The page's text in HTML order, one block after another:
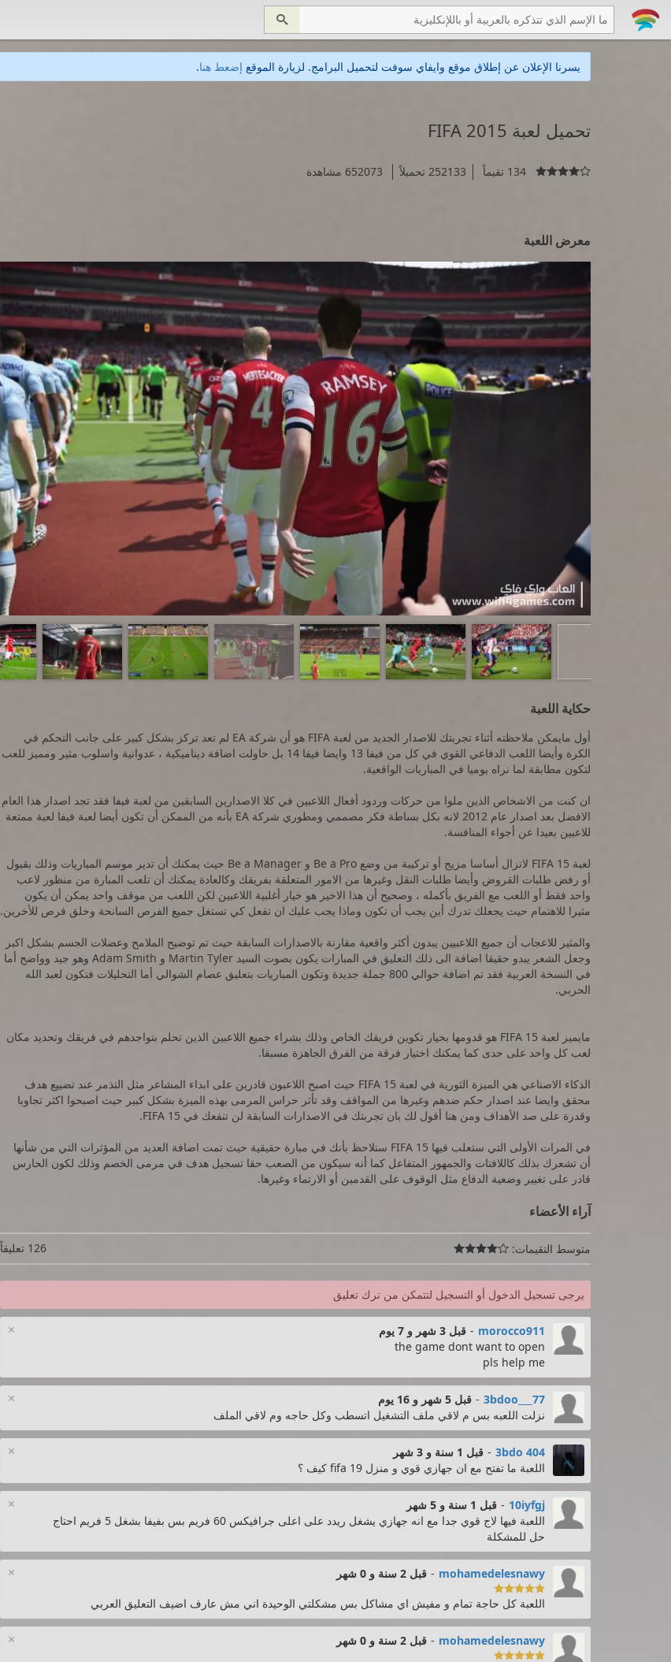

يسرنا الإعلان عن إطلاق موقع وايفاي سوفت لتحميل البرامج. لزيارة الموقع إضعط هنا.
تحميل لعبة FIFA 2015
 134 تقيماً 252133 تحميلاً 652073 مشاهدة
معرض اللعبة
حكاية اللعبة
أول مايمكن ملاحظته أثناء تجربتك للاصدار الجديد من لعبة FIFA هو أن شركة EA لم تعد تركز بشكل كبير على جانب التحكم في
الكرة وأيضا اللعب الدفاعي القوي في كل من فيفا 13 وايضا فيفا 14 بل حاولت اضافة ديناميكية ، عدوانية واسلوب مثير ومميز للعب
لتكون مطابقة لما نراه يوميا في المباريات الواقعية.
ان كنت من الاشخاص الذين ملوا من حركات وردود أفعال اللاعبين في كلا الاصدارين السابقين من لعبة فيفا فقد تجد اصدار هذا العام
الافضل بعد اصدار عام 2012 لانه بكل بساطة فكر مصممي ومطوري شركة EA بأنه من الممكن أن تكون أيضا لعبة فيفا لعبة ممتعة
للاعبين بعيدا عن أجواء المنافسة.
لعبة FIFA 15 لاتزال أساسا مزيج أو تركيبة من وضع Be a Pro و Be a Manager حيث يمكنك أن تدير موسم المباريات وذلك بقبول
أو رفض طلبات القروض وأيضا طلبات النقل وغيرها من الامور المتعلقة بفريقك وكالعادة يمكنك أن تلعب المبارة من منظور لاعب
واحد فقط أو اللعب مع الفريق بأكمله ، وصحيح أن هذا الاخير هو خيار أغلبية اللاعبين لكن اللعب من موقف واحد يمكن أن يكون
مثيرا للاهتمام حيث يجعلك تدرك أين يجب أن تكون وماذا يجب عليك ان تفعل كي تستغل جميع الفرص السانحة وخلق فرص للأخرين.
والمثير للاعجاب أن جميع اللاعبيين يبدون أكثر واقعية مقارنة بالاصدارات السابقة حيث تم توضيح الملامح وعضلات الجسم بشكل اكبر
وجعل الشعر يبدو حقيقا اضافة الى ذلك التعليق في المبارات يكون بصوت السيد Martin Tyler و Adam Smith وهو جيد وواضح أما
في النسخة العربية فقد تم اضافة حوالي 800 جملة جديدة وتكون المباريات بتعليق عصام الشوالي أما التحليلات فتكون لعبد الله
الحربي.
مايميز لعبة FIFA 15 هو قدومها بخيار تكوين فريقك الخاص وذلك بشراء جميع اللاعبين الذين تحلم بتواجدهم في فريقك وتحديد مكان
لعب كل واحد على حدى كما يمكنك اختيار فرقة من الفرق الجاهزة مسبقا.
الذكاء الاصناعي هي الميزة الثورية في لعبة FIFA 15 حيث اصبح اللاعبون قادرين على ابداء المشاعر مثل التذمر عند تضييع هدف
محقق وايضا عند اصدار حكم ضدهم وغيرها من المواقف وقد تأثر حراس المرمى بهذه الميزة بشكل كبير حيث اصبحوا اكثر تجاوبا
وقدرة على صد الأهداف ومن هنا أقول لك بان تجربتك في الاصدارات السابقة لن تنفعك في FIFA 15.
في المرات الأولى التي ستعلب فيها FIFA 15 ستلاحظ بأنك في مبارة حقيقية حيث تمت اضافة العديد من المؤثرات التي من شأنها
أن تشعرك بذلك كاللافتات والجمهور المتفاعل كما أنه سيكون من الصعب حقا تسجيل هدف في مرمى الخصم وذلك لكون الحارس
قادر على تغيير وضعية الدفاع مثل الوقوف على القدمين أو الارتماء وغيرها.
آراء الأعضاء
متوسط التقيمات:  126 تعليقاً
يرجى تسجيل الدخول أو التسجيل لتتمكن من ترك تعليق
× morocco911
- قبل 3 شهر و 7 يوم
the game dont want to open
pls help me
× 3bdoo___77
- قبل 5 شهر و 16 يوم
نزلت اللعبه بس م لاقي ملف التشغيل اتسطب وكل حاجه وم لاقي الملف
× 3bdo 404
- قبل 1 سنة و 3 شهر
اللعبة ما تفتح مع ان جهازي قوي و منزل fifa 19 كيف ؟
× 10iyfgj
- قبل 1 سنة و 5 شهر
اللعبة فيها لاج قوي جدا مع انه جهازي يشغل ريدد على اعلى جرافيكس 60 فريم بس بفيفا بشغل 5 فريم احتاج
حل للمشكلة
× mohamedelesnawy
- قبل 2 سنة و 0 شهر

اللعبة كل حاجة تمام و مفيش اي مشاكل بس مشكلتي الوحيدة اني مش عارف اضيف التعليق العربي
× mohamedelesnawy
- قبل 2 سنة و 0 شهر
